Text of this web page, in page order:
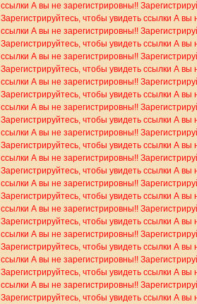
ссылки А вы не зарегистрировны!!
Зарегистрируйтесь, чтобы увидеть ссылки А вы
ссылки А вы не зарегистрировны!!
Зарегистрируйтесь, чтобы увидеть ссылки А вы
ссылки А вы не зарегистрировны!!
Зарегистрируйтесь, чтобы увидеть ссылки А вы
ссылки А вы не зарегистрировны!!
Зарегистрируйтесь, чтобы увидеть ссылки А вы
ссылки А вы не зарегистрировны!!
Зарегистрируйтесь, чтобы увидеть ссылки А вы
ссылки А вы не зарегистрировны!!
Зарегистрируйтесь, чтобы увидеть ссылки А вы
ссылки А вы не зарегистрировны!!
Зарегистрируйтесь, чтобы увидеть ссылки А вы
ссылки А вы не зарегистрировны!!
Зарегистрируйтесь, чтобы увидеть ссылки А вы
ссылки А вы не зарегистрировны!!
Зарегистрируйтесь, чтобы увидеть ссылки А вы
ссылки А вы не зарегистрировны!!
Зарегистрируйтесь, чтобы увидеть ссылки А вы
ссылки А вы не зарегистрировны!!
Зарегистрируйтесь, чтобы увидеть ссылки А вы
ссылки А вы не зарегистрировны!!
Зарегистрируйтесь, чтобы увидеть ссылки А вы